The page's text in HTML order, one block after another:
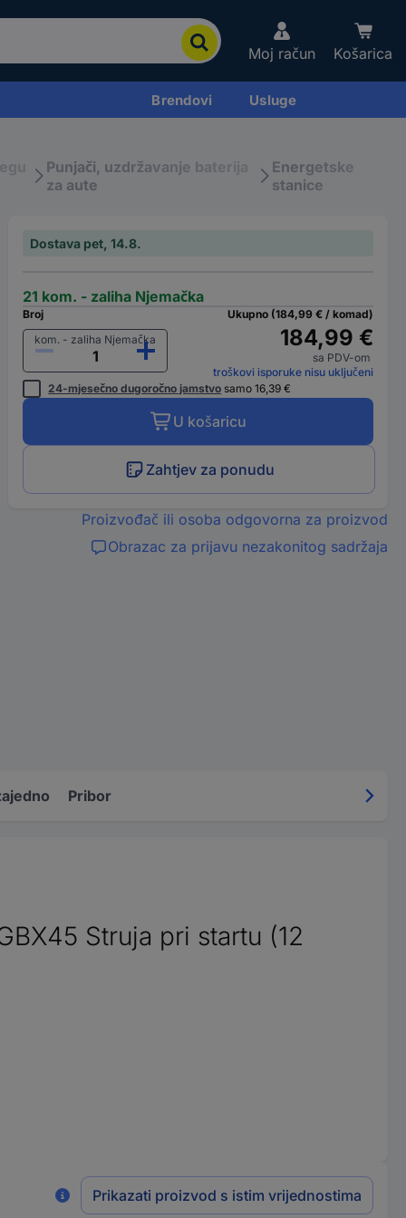
Moj račun Košarica
Brendovi Usluge
Punjači, uzdržavanje baterija
za aute
Energetske
stanice
Dostava pet, 14.8.
21 kom. - zaliha Njemačka
Broj
kom. - zaliha Njemačka
Ukupno (184,99 € / komad)
184,99 €
sa PDV-om
troškovi isporuke nisu uključeni
24-mjesečno dugoročno jamstvo samo 16,39 €
U košaricu
Zahtjev za ponudu
Proizvođač ili osoba odgovorna za proizvod
Obrazac za prijavu nezakonitog sadržaja
Pribor
Struja pri startu (12
Prikazati proizvod s istim vrijednostima